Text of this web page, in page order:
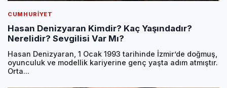
CUMHURIYET
Hasan Denizyaran Kimdir? Kaç Yaşındadır?
Nerelidir? Sevgilisi Var Mı?
Hasan Denizyaran, 1 Ocak 1993 tarihinde İzmir’de doğmuş,
oyunculuk ve modellik kariyerine genç yaşta adım atmıştır.
Orta...